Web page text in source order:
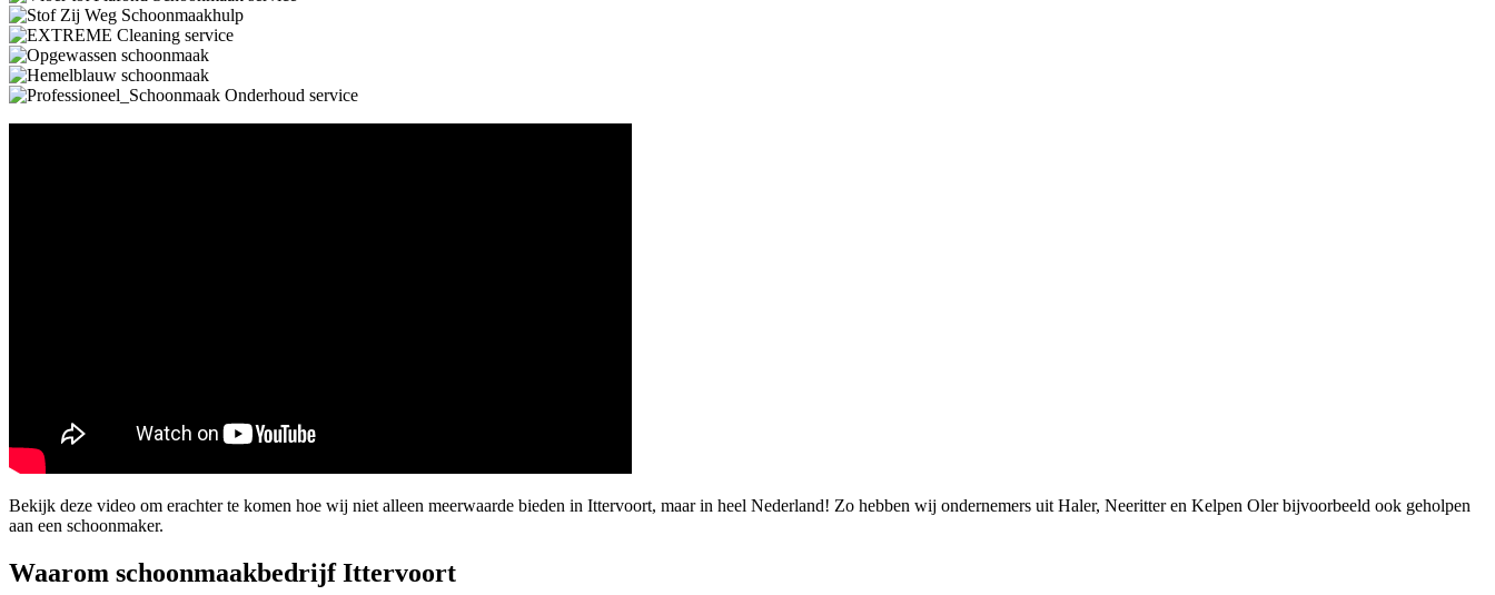
Bekijk deze video om erachter te komen hoe wij niet alleen meerwaarde bieden in Ittervoort, maar in heel Nederland! Zo hebben wij ondernemers uit Haler, Neeritter en Kelpen Oler bijvoorbeeld ook geholpen
aan een schoonmaker.
Waarom schoonmaakbedrijf Ittervoort